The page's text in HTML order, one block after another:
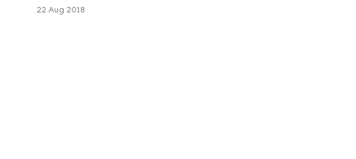
one of the "50 destinations of a
22 Aug 2018